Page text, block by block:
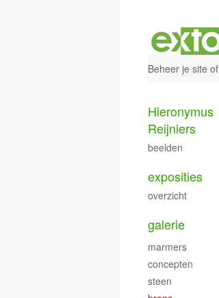
Beheer je site of
Hieronymus
Reijniers
beelden
exposities
overzicht
galerie
marmers
concepten
steen